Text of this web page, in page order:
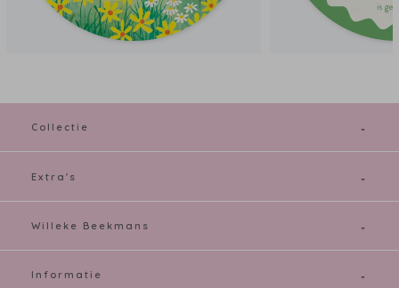
Collectie
Extra's
Willeke Beekmans
Informatie